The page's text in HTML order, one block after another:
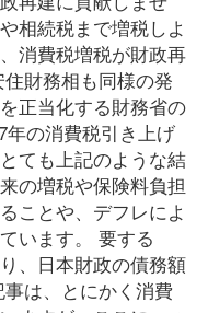
相続税まで増税しよ
消費税増税が財政再
財務相も同様の発
正当化する財務省の
年の消費税引き上げ
ても上記のような結
の増税や保険料負担
ことや、デフレによ
います。 要する
、日本財政の債務額
は、とにかく消費